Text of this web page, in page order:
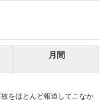
月間
をほとんど報道してこなか